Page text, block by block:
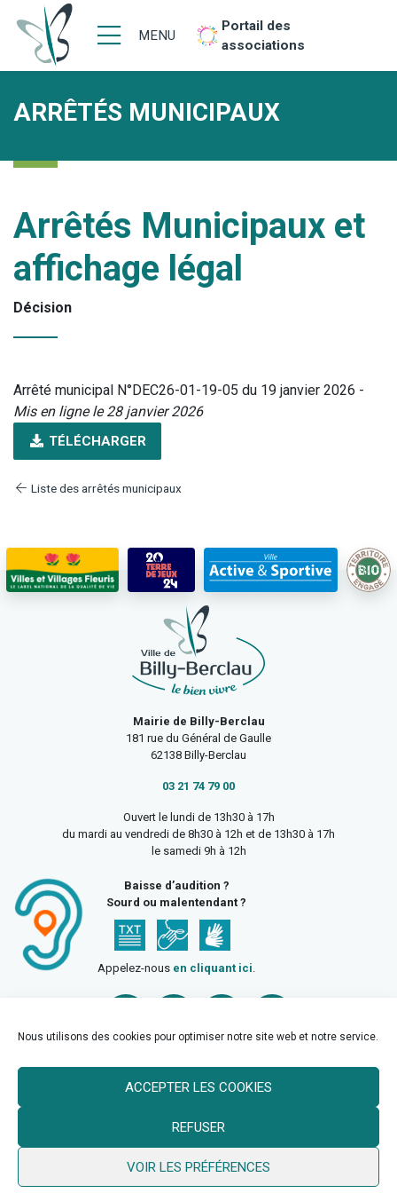
Nous utilisons des cookies pour optimiser notre site web et notre service.
ACCEPTER LES COOKIES
REFUSER
VOIR LES PRÉFÉRENCES
MENU
Portail des
associations
ARRÊTÉS MUNICIPAUX
Arrêtés Municipaux et
affichage légal
Décision
Arrêté municipal N°DEC26-01-19-05 du 19 janvier 2026 -
Mis en ligne le 28 janvier 2026
TÉLÉCHARGER
Liste des arrêtés municipaux
Mairie de Billy-Berclau
181 rue du Général de Gaulle
62138 Billy-Berclau
03 21 74 79 00
Ouvert le lundi de 13h30 à 17h
du mardi au vendredi de 8h30 à 12h et de 13h30 à 17h
le samedi 9h à 12h
Baisse d’audition ?
Sourd ou malentendant ?
Appelez-nous en cliquant ici.
© 2026 Ville de Billy Berclau —neoweb.fr